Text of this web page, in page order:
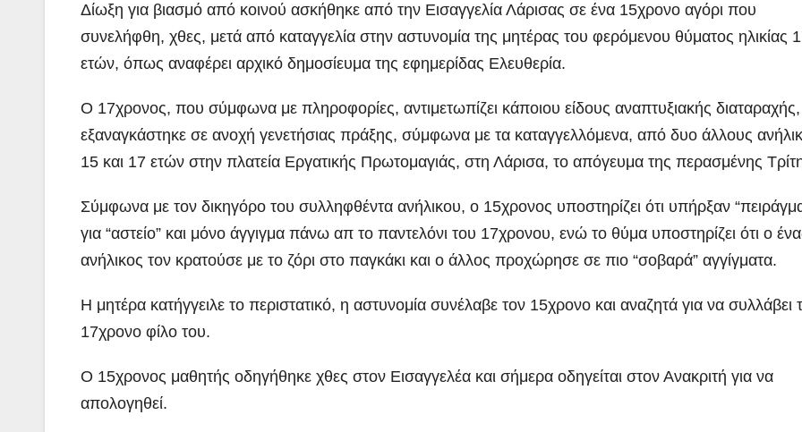
Δίωξη για βιασμό από κοινού ασκήθηκε από την Εισαγγελία Λάρισας σε ένα 15χρονο αγόρι που
συνελήφθη, χθες, μετά από καταγγελία στην αστυνομία της μητέρας του φερόμενου θύματος ηλικίας
ετών, όπως αναφέρει αρχικό δημοσίευμα της εφημερίδας Ελευθερία.
Ο 17χρονος, που σύμφωνα με πληροφορίες, αντιμετωπίζει κάποιου είδους αναπτυξιακής διαταραχής,
εξαναγκάστηκε σε ανοχή γενετήσιας πράξης, σύμφωνα με τα καταγγελλόμενα, από δυο άλλους
15 και 17 ετών στην πλατεία Εργατικής Πρωτομαγιάς, στη Λάρισα, το απόγευμα της περασμένης
Σύμφωνα με τον δικηγόρο του συλληφθέντα ανήλικου, ο 15χρονος υποστηρίζει ότι υπήρξαν
για “αστείο” και μόνο άγγιγμα πάνω απ το παντελόνι του 17χρονου, ενώ το θύμα υποστηρίζει ότι ο
ανήλικος τον κρατούσε με το ζόρι στο παγκάκι και ο άλλος προχώρησε σε πιο “σοβαρά” αγγίγματα.
Η μητέρα κατήγγειλε το περιστατικό, η αστυνομία συνέλαβε τον 15χρονο και αναζητά για να συλλάβει
17χρονο φίλο του.
Ο 15χρονος μαθητής οδηγήθηκε χθες στον Εισαγγελέα και σήμερα οδηγείται στον Ανακριτή για να
απολογηθεί.